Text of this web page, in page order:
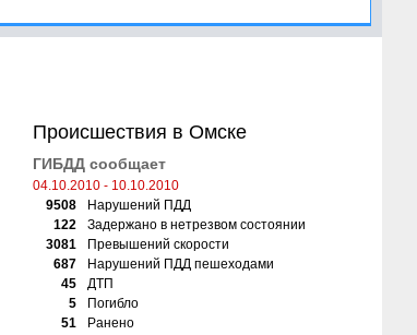
Происшествия в Омске
ГИБДД сообщает
04.10.2010 - 10.10.2010
9508
Нарушений ПДД
122
Задержано в нетрезвом состоянии
3081
Превышений скорости
687
Нарушений ПДД пешеходами
45
ДТП
5
Погибло
51
Ранено